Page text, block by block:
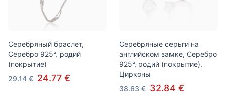
Серебряный браслет,
Серебро 925°, родий
(покрытие)
29.14 € 24.77 €
Серебряные серьги на
английском замке, Серебро
925°, родий (покрытие),
Цирконы
38.63 € 32.84 €